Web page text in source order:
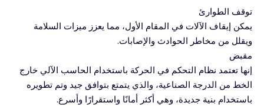
توقف الطوارئ
يمكن إيقاف الآلات في المقام الأول، مما يعزز ميزات السلامة
ويقلل من مخاطر الحوادث والإصابات.
مقبض
إنها تعتمد نظام التحكم في الحركة باستخدام الحاسب الآلي خارج
الخط من الدرجة الصناعية، والذي يتمتع بتوافق جيد وتم تطويره
باستخدام بنية جديدة، وهي أكثر أمانًا واستقرارًا وأسرع.